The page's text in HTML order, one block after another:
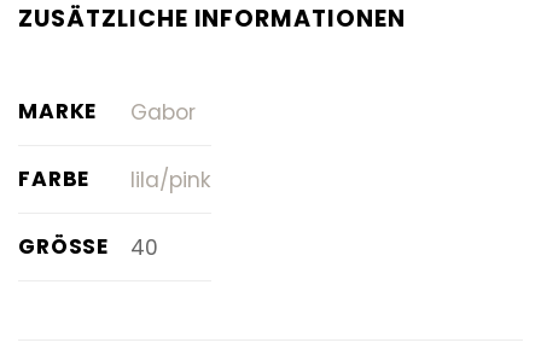
ZUSÄTZLICHE INFORMATIONEN
MARKE Gabor
FARBE lila/pink
GRÖSSE 40